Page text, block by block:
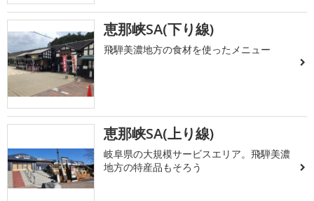
恵那峡SA(下り線)
飛騨美濃地方の食材を使ったメニュー
恵那峡SA(上り線)
岐阜県の大規模サービスエリア。飛騨美濃
地方の特産品もそろう